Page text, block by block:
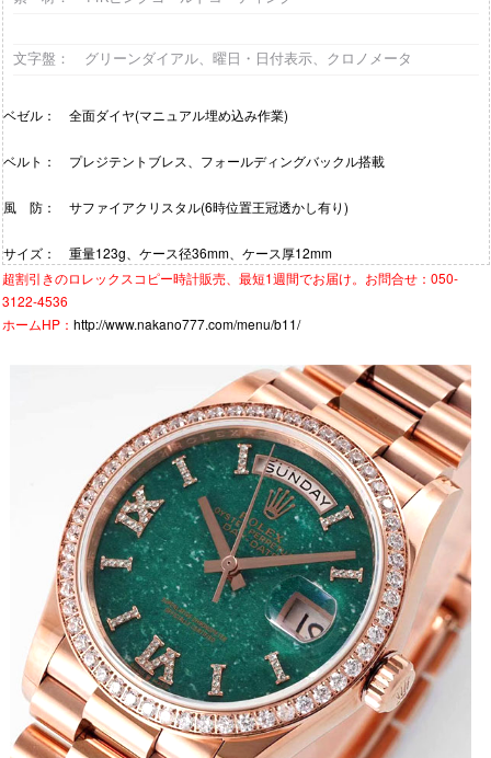
文字盤 ： グリーンダイアル、曜日・日付表示、クロノメータ
ベゼル： 全面ダイヤ(マニュアル埋め込み作業)
ベルト： プレジテントブレス、フォールディングバックル搭載
風 防： サファイアクリスタル(6時位置王冠透かし有り)
サイズ： 重量123g、ケース径36mm、ケース厚12mm
超割引きのロレックスコピー時計販売、最短1週間でお届け。お問合せ：050-
3122-4536
ホームHP： http://www.nakano777.com/menu/b11/